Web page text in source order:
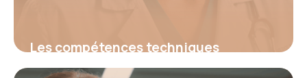
Les compétences techniques
infirmières : clés pour des soins